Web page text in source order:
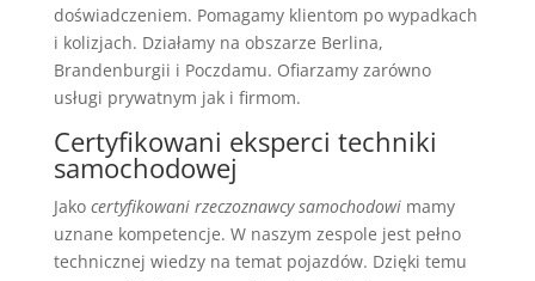
doświadczeniem. Pomagamy klientom po wypadkach
i kolizjach. Działamy na obszarze Berlina,
Brandenburgii i Poczdamu. Ofiarzamy zarówno
usługi prywatnym jak i firmom.
Certyfikowani eksperci techniki
samochodowej
Jako certyfikowani rzeczoznawcy samochodowimamy
uznane kompetencje. W naszym zespole jest pełno
technicznej wiedzy na temat pojazdów. Dzięki temu